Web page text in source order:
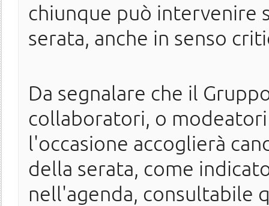
chiunque può intervenire
serata, anche in senso
Da segnalare che il
collaboratori, o
l'occasione accoglierà
della serata, come
nell'agenda, consultabile